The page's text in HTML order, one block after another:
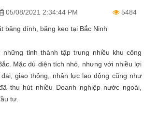
05/08/2021 2:34:44 PM 5484
băng dính, băng keo tại Bắc Ninh
những tỉnh thành tập trung nhiều khu công
Mặc dù diện tích nhỏ, nhưng với nhiều lợi
giao thông, nhân lực lao động cũng như
thu hút nhiều Doanh nghiệp nước ngoài,
tư.